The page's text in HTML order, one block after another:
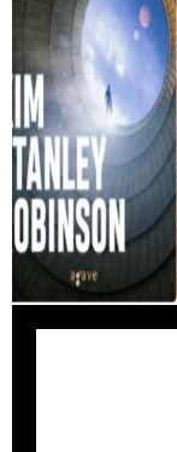
Ez a könyv
A
eszünkbe Kim